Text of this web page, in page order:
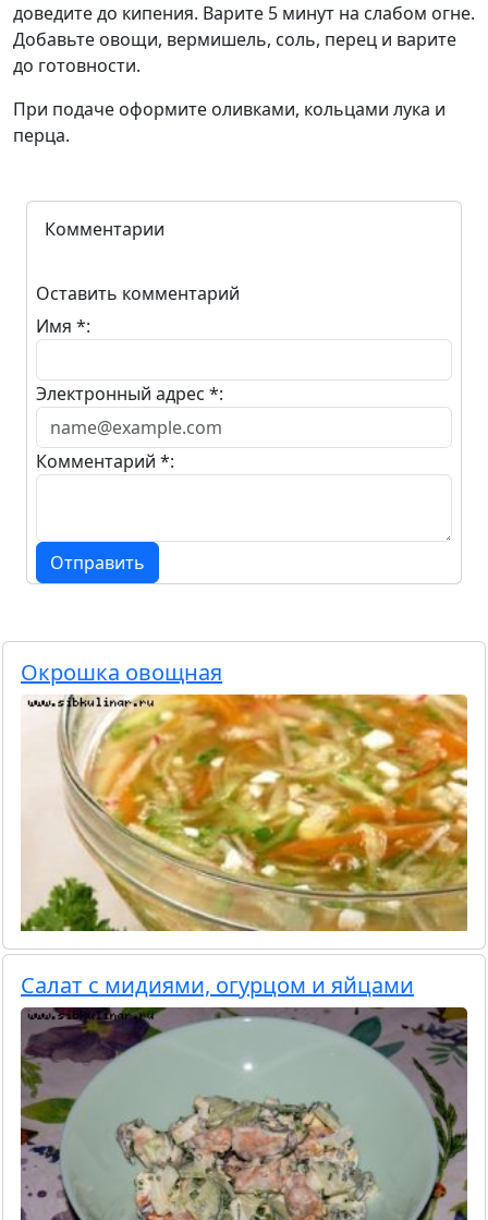
доведите до кипения. Варите 5 минут на слабом огне.
Добавьте овощи, вермишель, соль, перец и варите
до готовности.
При подаче оформите оливками, кольцами лука и
перца.
Комментарии
Оставить комментарий
Имя *:
Электронный адрес *:
Комментарий *:
Отправить
Окрошка овощная
Салат с мидиями, огурцом и яйцами